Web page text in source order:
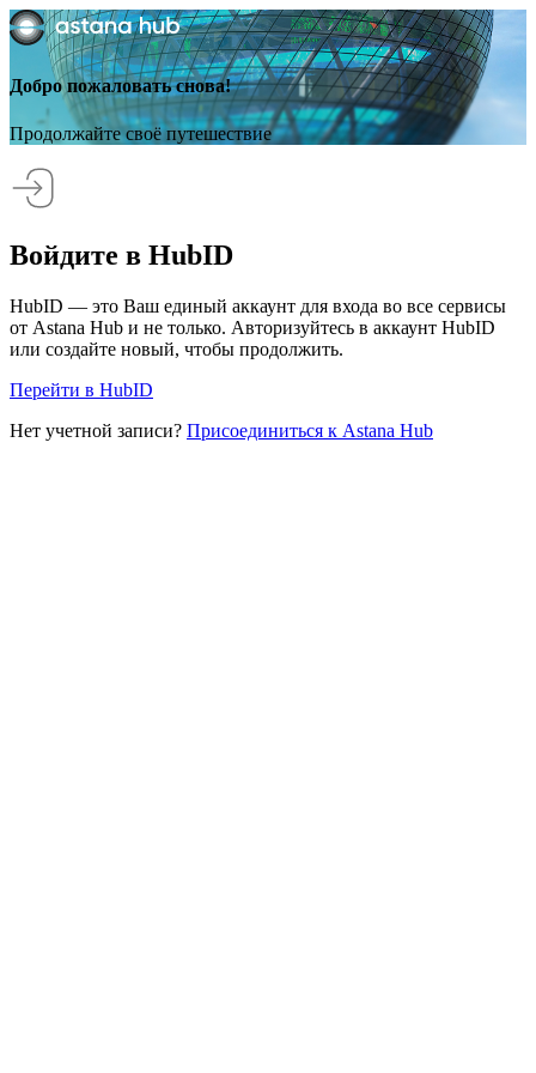
Добро пожаловать снова!
Продолжайте своё путешествие
Войдите в HubID
HubID — это Ваш единый аккаунт для входа во все сервисы
от Astana Hub и не только. Авторизуйтесь в аккаунт HubID
или создайте новый, чтобы продолжить.
Перейти в HubID
Нет учетной записи? Присоединиться к Astana Hub